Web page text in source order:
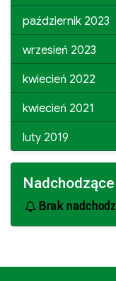
październik 2023
wrzesień 2023
kwiecień 2022
kwiecień 2021
luty 2019
Brak